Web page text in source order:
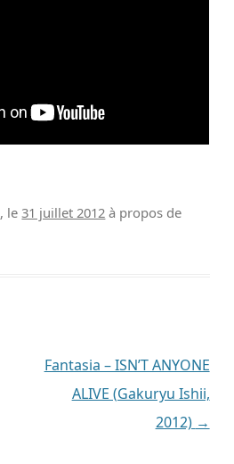
, le31 juillet 2012 à propos de
Fantasia – ISN’T ANYONE
ALIVE (Gakuryu Ishii,
2012) →